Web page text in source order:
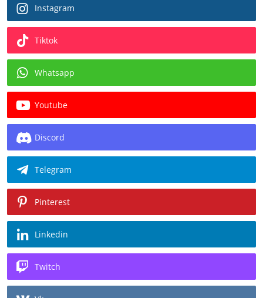
Instagram
Tiktok
Whatsapp
Youtube
Discord
Telegram
Pinterest
Linkedin
Twitch